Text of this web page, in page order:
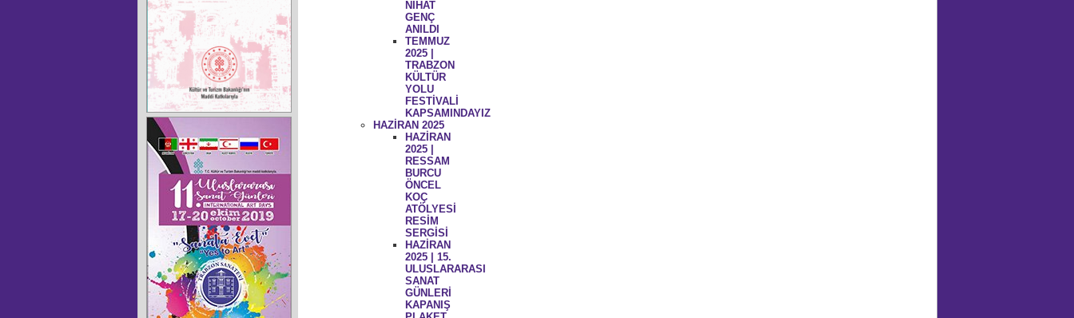
NİHAT
GENÇ
ANILDI
TEMMUZ
2025 |
TRABZON
KÜLTÜR
YOLU
FESTİVALİ
KAPSAMINDAYIZ
HAZİRAN 2025
HAZİRAN
2025 |
RESSAM
BURCU
ÖNCEL
KOÇ
ATÖLYESİ
RESİM
SERGİSİ
HAZİRAN
2025 | 15.
ULUSLARARASI
SANAT
GÜNLERİ
KAPANIŞ